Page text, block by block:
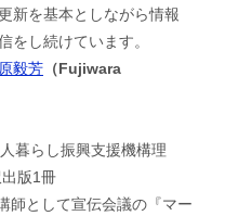
新を基本としながら情報
をし続けています。
毅芳 （Fujiwara
暮らし振興支援機構理
版1冊
師として宣伝会議の『マー